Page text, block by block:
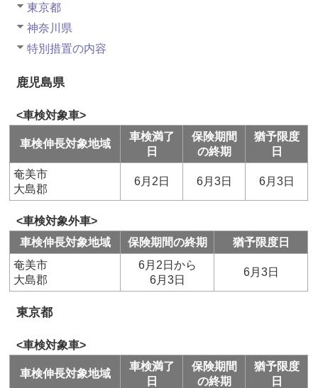
東京都
神奈川県
特別措置の内容
鹿児島県
<車検対象車>
車検伸長対象地域
車検満了
日
保険期間
の終期
猶予限度
日
奄美市
大島郡
6月2日 6月3日 6月3日
<車検対象外車>
車検伸長対象地域
保険期間の終期
猶予限度日
奄美市
大島郡
6月2日から
6月3日
6月3日
東京都
<車検対象車>
車検伸長対象地域
車検満了
日
保険期間
の終期
猶予限度
日